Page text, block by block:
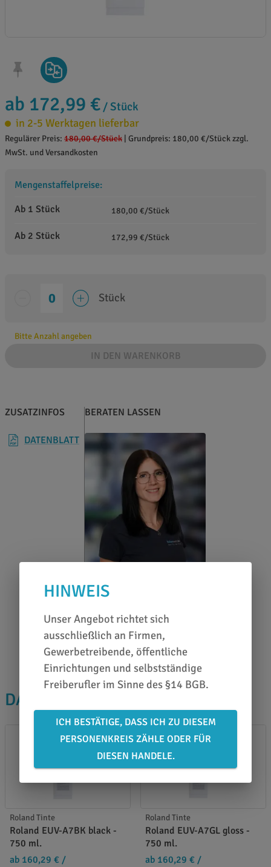
ab 172,99 € / Stück
in 2-5 Werktagen lieferbar
Regulärer Preis: 180,00 €/Stück Grundpreis: 180,00 €/Stück zzgl.
MwSt. und Versandkosten
Mengenstaffelpreise:
Ab 1 Stück
180,00 €/Stück
Ab 2 Stück 172,99 €/Stück
Stück
Bitte Anzahl angeben
IN DEN WARENKORB
ZUSATZINFOS
DATENBLATT
BERATEN LASSEN
Jennifer Greinert
0651 46 27 79 80
DAS PASST DAZU
Roland Tinte
Roland EUV-A7BK black -
750 ml.
ab 160,29 € /
Roland Tinte
Roland EUV-A7GL gloss -
750 ml.
ab 160,29 € /
HINWEIS
Unser Angebot richtet sich
ausschließlich an Firmen,
Gewerbetreibende, öffentliche
Einrichtungen und selbstständige
Freiberufler im Sinne des §14 BGB.
ICH BESTÄTIGE, DASS ICH ZU DIESEM
PERSONENKREIS ZÄHLE ODER FÜR
DIESEN HANDELE.